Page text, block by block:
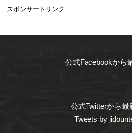
スポンサードリンク
公式Facebookから
公式Twitterから最
Tweets by